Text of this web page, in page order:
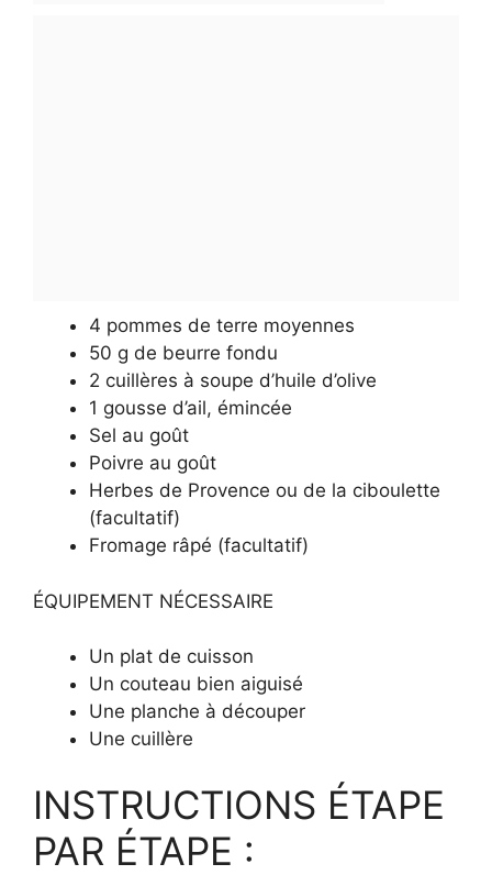
4 pommes de terre moyennes
50 g de beurre fondu
2 cuillères à soupe d’huile d’olive
1 gousse d’ail, émincée
Sel au goût
Poivre au goût
Herbes de Provence ou de la ciboulette
(facultatif)
Fromage râpé (facultatif)
ÉQUIPEMENT NÉCESSAIRE
Un plat de cuisson
Un couteau bien aiguisé
Une planche à découper
Une cuillère
INSTRUCTIONS ÉTAPE
PAR ÉTAPE :